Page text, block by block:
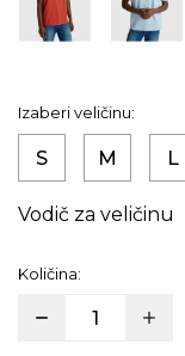
Izaberi veličinu:
S M L
Vodič za veličinu
Količina: